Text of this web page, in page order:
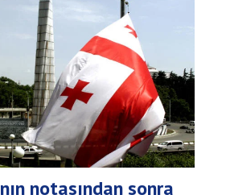
notasından sonra